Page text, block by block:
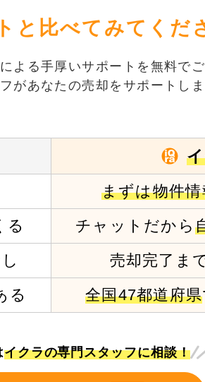
と 比べてみてくだ
よる手厚いサポートを無料で
があなたの売却をサポートしま
まずは物件
る チャットだから
売却完了ま
る 全国47都道府県
イクラの専門スタッフに相談！